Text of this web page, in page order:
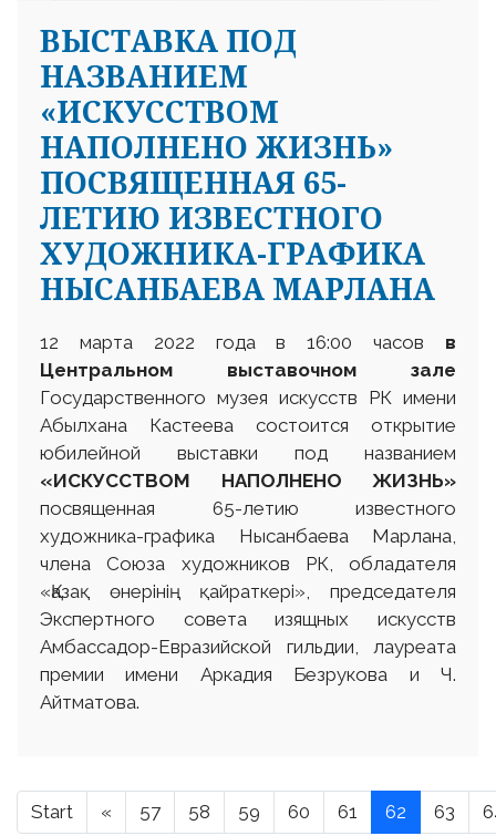
ВЫСТАВКА ПОД
НАЗВАНИЕМ
«ИСКУССТВОМ
НАПОЛНЕНО ЖИЗНЬ»
ПОСВЯЩЕННАЯ 65-
ЛЕТИЮ ИЗВЕСТНОГО
ХУДОЖНИКА-ГРАФИКА
НЫСАНБАЕВА МАРЛАНА
12 марта 2022 года в 16:00 часов в
Центральном выставочном зале
Государственного музея искусств РК имени
Абылхана Кастеева состоится открытие
юбилейной выставки под названием
«ИСКУССТВОМ НАПОЛНЕНО ЖИЗНЬ»
посвященная 65-летию известного
художника-графика Нысанбаева Марлана,
члена Союза художников РК, обладателя
«Қазақ өнерінің қайраткері», председателя
Экспертного совета изящных искусств
Амбассадор-Евразийской гильдии, лауреата
премии имени Аркадия Безрукова и Ч.
Айтматова.
Start « 57 58 59 60 61 62 63